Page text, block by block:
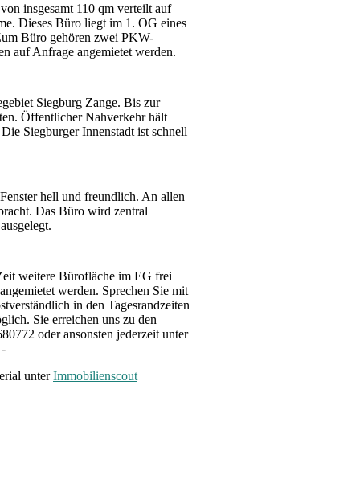
insgesamt 110 qm verteilt auf
Dieses Büro liegt im 1. OG eines
Büro gehören zwei PKW-
auf Anfrage angemietet werden.
Siegburg Zange. Bis zur
Öffentlicher Nahverkehr hält
Siegburger Innenstadt ist schnell
hell und freundlich. An allen
Das Büro wird zentral
weitere Bürofläche im EG frei
werden. Sprechen Sie mit
in den Tagesrandzeiten
Sie erreichen uns zu den
oder ansonsten jederzeit unter
unter Immobilienscout